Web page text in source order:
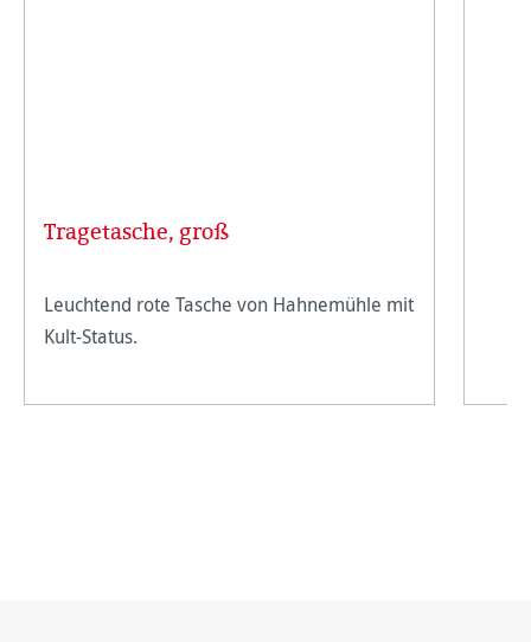
Tragetasche, groß
Leuchtend rote Tasche von Hahnemühle mit
Kult-Status.